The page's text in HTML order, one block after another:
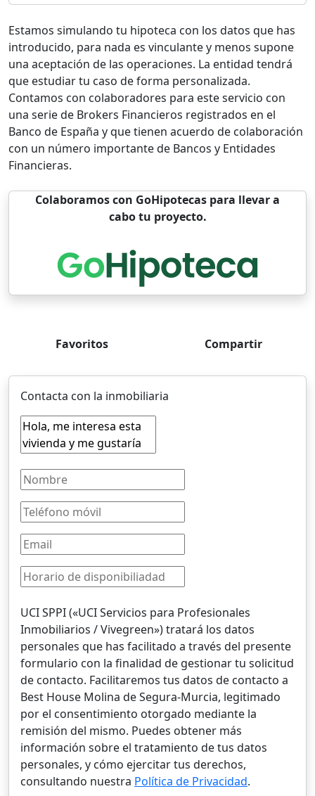
Estamos simulando tu hipoteca con los datos que has
introducido, para nada es vinculante y menos supone
una aceptación de las operaciones. La entidad tendrá
que estudiar tu caso de forma personalizada.
Contamos con colaboradores para este servicio con
una serie de Brokers Financieros registrados en el
Banco de España y que tienen acuerdo de colaboración
con un número importante de Bancos y Entidades
Financieras.
Colaboramos con GoHipotecas para llevar a
cabo tu proyecto.
Favoritos Compartir
Contacta con la inmobiliaria
UCI SPPI («UCI Servicios para Profesionales
Inmobiliarios / Vivegreen») tratará los datos
personales que has facilitado a través del presente
formulario con la finalidad de gestionar tu solicitud
de contacto. Facilitaremos tus datos de contacto a
Best House Molina de Segura-Murcia, legitimado
por el consentimiento otorgado mediante la
remisión del mismo. Puedes obtener más
información sobre el tratamiento de tus datos
personales, y cómo ejercitar tus derechos,
consultando nuestra Política de Privacidad.